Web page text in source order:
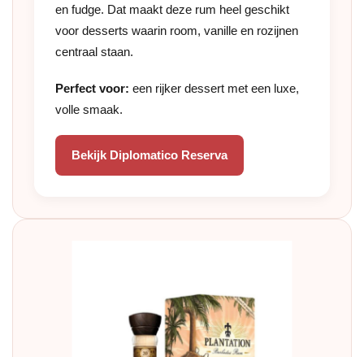
en fudge. Dat maakt deze rum heel geschikt
voor desserts waarin room, vanille en rozijnen
centraal staan.
Perfect voor: een rijker dessert met een luxe,
volle smaak.
Bekijk Diplomatico Reserva